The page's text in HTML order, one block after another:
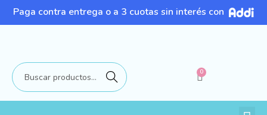
Paga contra entrega o a 3 cuotas sin interés con
Buscar 0